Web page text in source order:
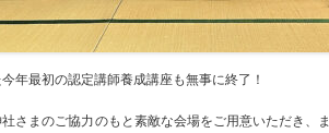
年最初の認定講師養成講座も無事に終了！
さまのご協力のもと素敵な会場をご用意いただき、